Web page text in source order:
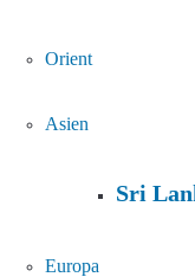
Orient
Asien
Sri
Europa